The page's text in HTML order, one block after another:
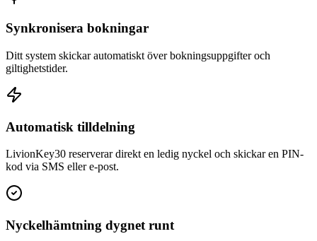
Synkronisera bokningar
Ditt system skickar automatiskt över bokningsuppgifter och
giltighetstider.
Automatisk tilldelning
LivionKey30 reserverar direkt en ledig nyckel och skickar en PIN-
kod via SMS eller e-post.
Nyckelhämtning dygnet runt